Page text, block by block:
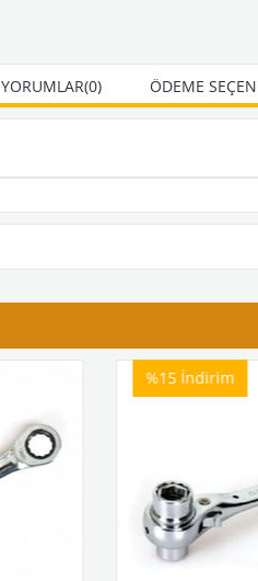
YORUMLAR(0) ÖDEME
%15 İndirim